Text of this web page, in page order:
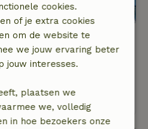
cookies.
of je extra cookies
om de website te
we jouw ervaring beter
jouw interesses.
plaatsen we
we, volledig
in hoe bezoekers onze